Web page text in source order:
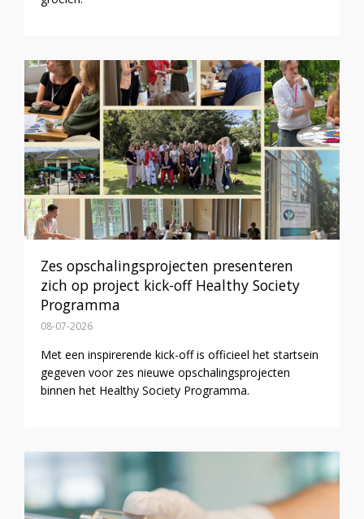
Zes opschalingsprojecten presenteren
zich op project kick-off Healthy Society
Programma
08-07-2026
Met een inspirerende kick-off is officieel het startsein
gegeven voor zes nieuwe opschalingsprojecten
binnen het Healthy Society Programma.